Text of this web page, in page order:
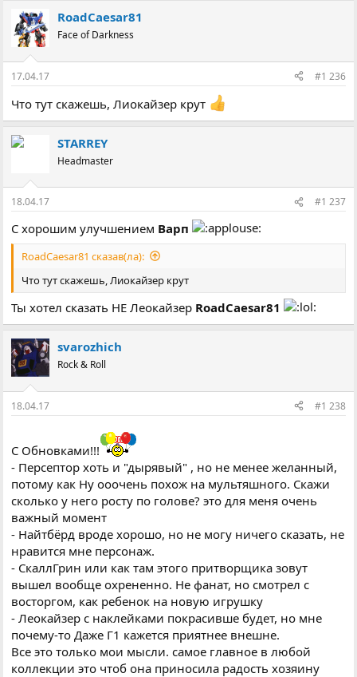
к
ц
і
RoadCaesar81
Face of Darkness
17.04.17 #1 236
Что тут скажешь, Лиокайзер крут
STARREY
Headmaster
18.04.17 #1 237
С хорошим улучшением Варп
RoadCaesar81 сказав(ла):
Что тут скажешь, Лиокайзер крут
Ты хотел сказать НЕ Леокайзер RoadCaesar81
svarozhich
Rock & Roll
18.04.17 #1 238
С Обновками!!!
- Персептор хоть и "дырявый" , но не менее желанный,
потому как Ну ооочень похож на мультяшного. Скажи
сколько у него росту по голове? это для меня очень
важный момент
- Найтбёрд вроде хорошо, но не могу ничего сказать, не
нравится мне персонаж.
- СкаллГрин или как там этого притворщика зовут
вышел вообще охрененно. Не фанат, но смотрел с
восторгом, как ребенок на новую игрушку
- Леокайзер с наклейками покрасивше будет, но мне
почему-то Даже Г1 кажется приятнее внешне.
Все это только мои мысли. самое главное в любой
коллекции это чтоб она приносила радость хозяину